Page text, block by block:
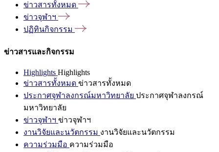
ข่าวสารทั้งหมด
ข่าวจุฬาฯ
ปฏิทินกิจกรรม
ข่าวสารและกิจกรรม
Highlights Highlights
ข่าวสารทั้งหมด ข่าวสารทั้งหมด
ประกาศจุฬาลงกรณ์มหาวิทยาลัย ประกาศจุฬาลงกรณ์
มหาวิทยาลัย
ข่าวจุฬาฯ ข่าวจุฬาฯ
งานวิจัยและนวัตกรรม งานวิจัยและนวัตกรรม
ความร่วมมือ ความร่วมมือ